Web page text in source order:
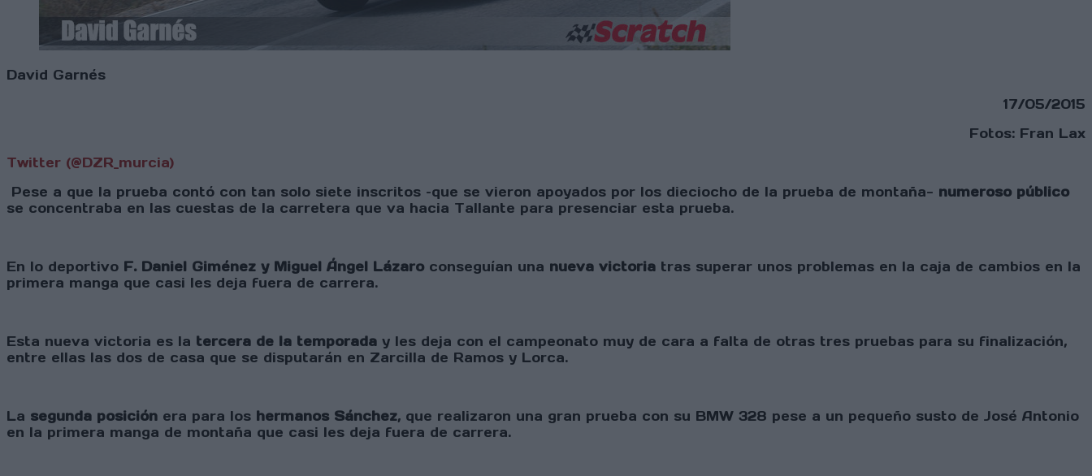
David Garnés
17/05/2015
Fotos: Fran Lax
Twitter (@DZR_murcia)
Pese a que la prueba contó con tan solo siete inscritos –que se vieron apoyados por los dieciocho de la prueba de montaña- numeroso público
se concentraba en las cuestas de la carretera que va hacia Tallante para presenciar esta prueba.
En lo deportivo F. Daniel Giménez y Miguel Ángel Lázaro conseguían una nueva victoria tras superar unos problemas en la caja de cambios en la
primera manga que casi les deja fuera de carrera.
Esta nueva victoria es la tercera de la temporada y les deja con el campeonato muy de cara a falta de otras tres pruebas para su finalización,
entre ellas las dos de casa que se disputarán en Zarcilla de Ramos y Lorca.
La segunda posición era para los hermanos Sánchez, que realizaron una gran prueba con su BMW 328 pese a un pequeño susto de José Antonio
en la primera manga de montaña que casi les deja fuera de carrera.